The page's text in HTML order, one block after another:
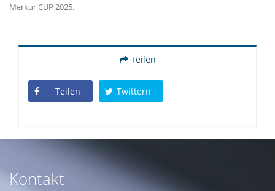
Merkur CUP 2025.
Teilen
Teilen Twittern
Kontakt